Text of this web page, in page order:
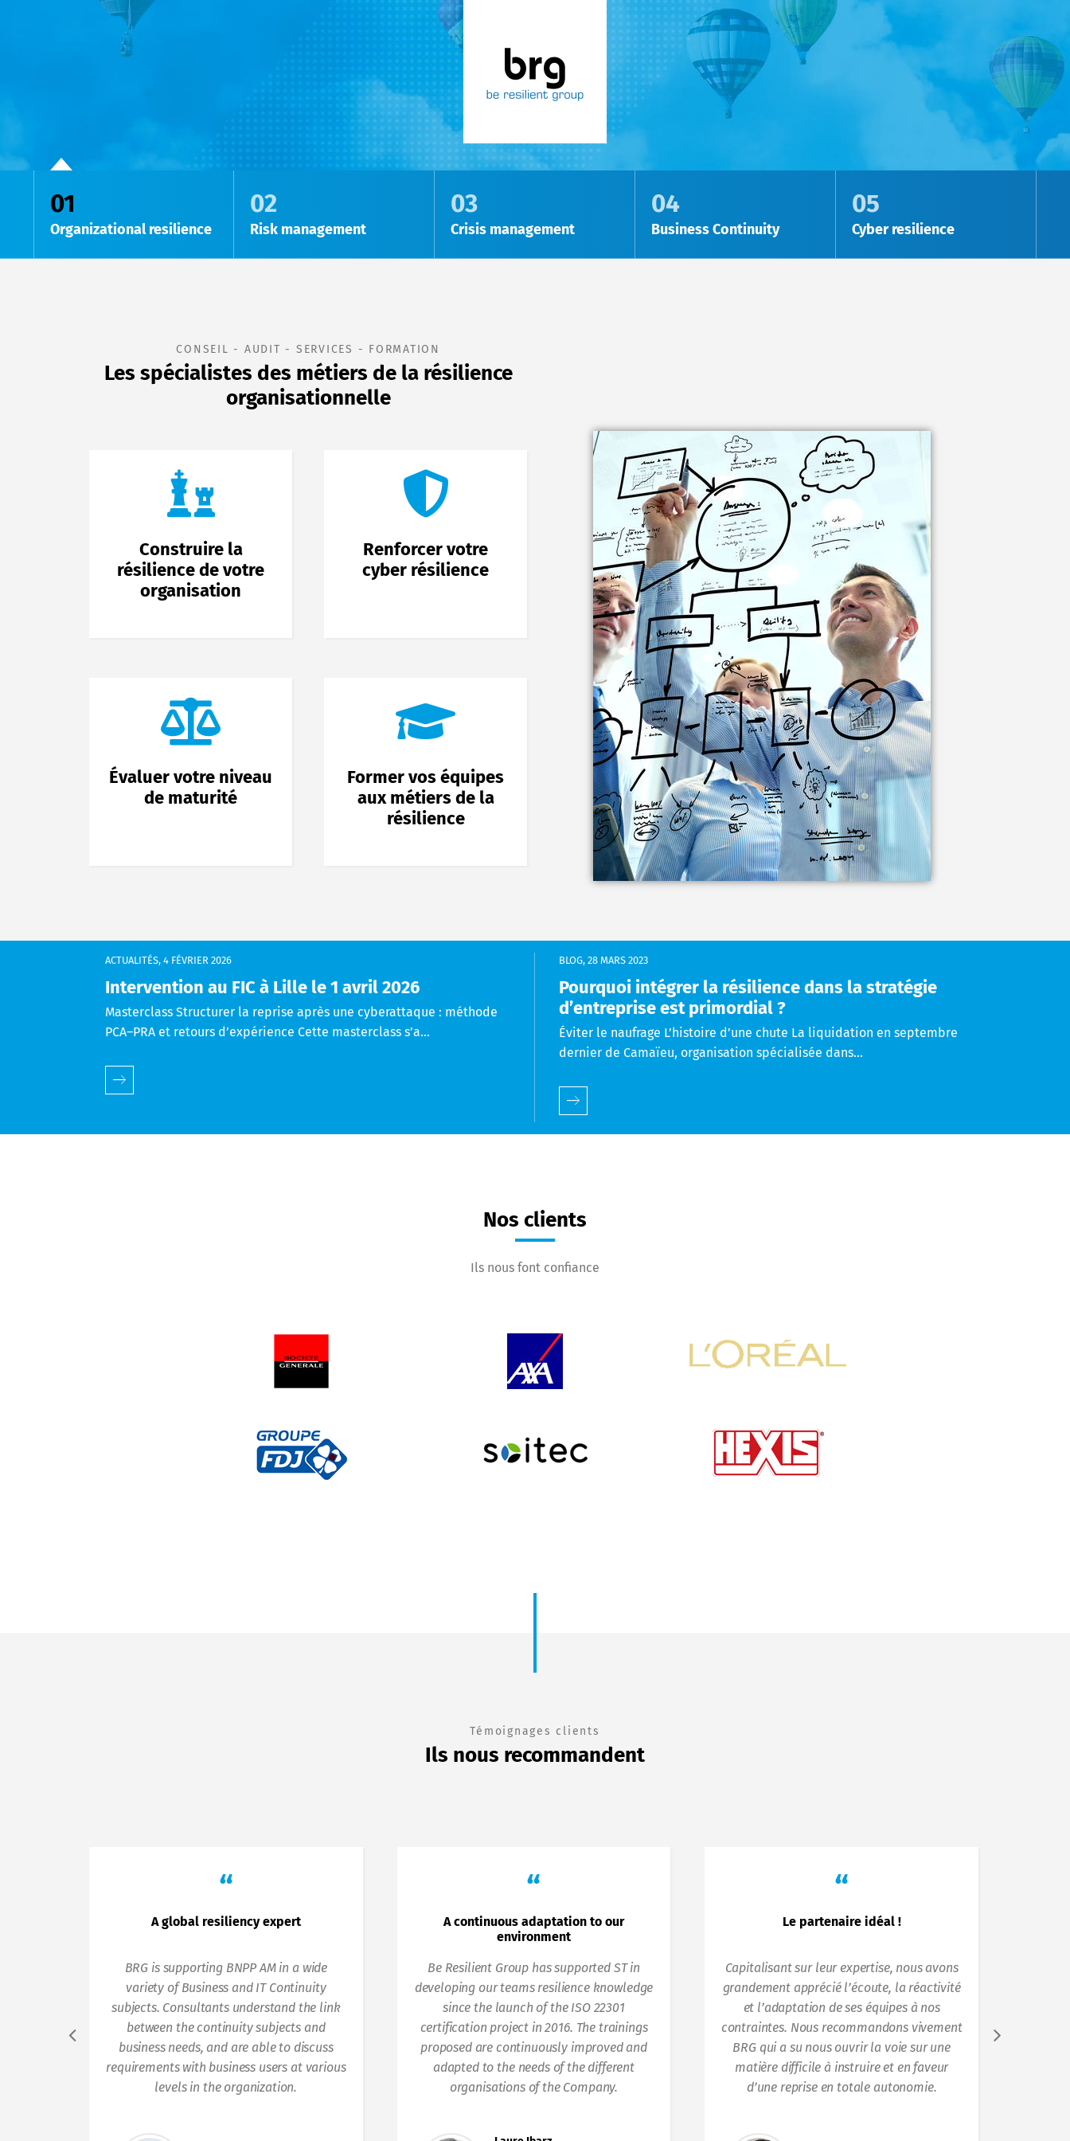
01
Organizational resilience
02
Risk management
03
Crisis management
04
Business Continuity
05
Cyber resilience
CONSEIL - AUDIT - SERVICES - FORMATION
Les spécialistes des métiers de la résilience
organisationnelle
Construire la
résilience de votre
organisation
Renforcer votre
cyber résilience
Évaluer votre niveau
de maturité
Former vos équipes
aux métiers de la
résilience
ACTUALITÉS, 4 FÉVRIER 2026
Intervention au FIC à Lille le 1 avril 2026
Masterclass Structurer la reprise après une cyberattaque : méthode
PCA–PRA et retours d’expérience Cette masterclass s’a...
BLOG, 28 MARS 2023
Pourquoi intégrer la résilience dans la stratégie
d’entreprise est primordial ?
Éviter le naufrage L’histoire d’une chute La liquidation en septembre
dernier de Camaïeu, organisation spécialisée dans...
Nos clients
Ils nous font confiance
Témoignages clients
Ils nous recommandent
“
A global resiliency expert
BRG is supporting BNPP AM in a wide
variety of Business and IT Continuity
subjects. Consultants understand the link
between the continuity subjects and
business needs, and are able to discuss
requirements with business users at various
levels in the organization.
“
A continuous adaptation to our
environment
Be Resilient Group has supported ST in
developing our teams resilience knowledge
since the launch of the ISO 22301
certification project in 2016. The trainings
proposed are continuously improved and
adapted to the needs of the different
organisations of the Company.
“
Le partenaire idéal !
Capitalisant sur leur expertise, nous avons
grandement apprécié l’écoute, la réactivité
et l’adaptation de ses équipes à nos
contraintes. Nous recommandons vivement
BRG qui a su nous ouvrir la voie sur une
matière difficile à instruire et en faveur
d’une reprise en totale autonomie.